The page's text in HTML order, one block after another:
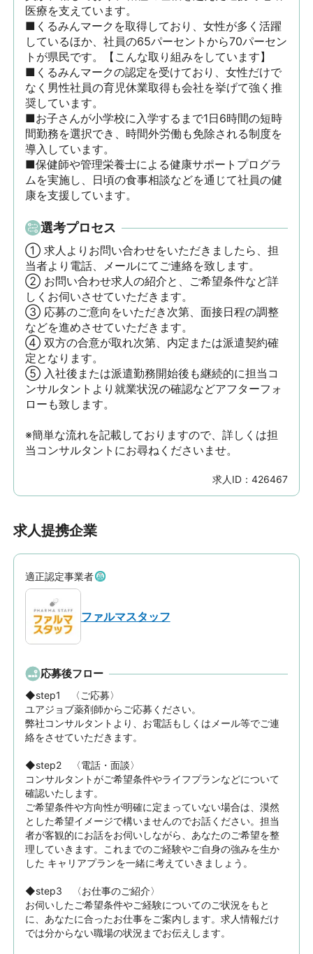
医療を支えています。
■くるみんマークを取得しており、女性が多く活躍
しているほか、社員の65パーセントから70パーセン
トが県民です。【こんな取り組みをしています】
■くるみんマークの認定を受けており、女性だけで
なく男性社員の育児休業取得も会社を挙げて強く推
奨しています。
■お子さんが小学校に入学するまで1日6時間の短時
間勤務を選択でき、時間外労働も免除される制度を
導入しています。
■保健師や管理栄養士による健康サポートプログラ
ムを実施し、日頃の食事相談などを通じて社員の健
康を支援しています。
選考プロセス
① 求人よりお問い合わせをいただきましたら、担
当者より電話、メールにてご連絡を致します。
② お問い合わせ求人の紹介と、ご希望条件など詳
しくお伺いさせていただきます。
③ 応募のご意向をいただき次第、面接日程の調整
などを進めさせていただきます。
④ 双方の合意が取れ次第、内定または派遣契約確
定となります。
⑤ 入社後または派遣勤務開始後も継続的に担当コ
ンサルタントより就業状況の確認などアフターフォ
ローも致します。
※簡単な流れを記載しておりますので、詳しくは担
当コンサルタントにお尋ねくださいませ。
求人ID：426467
求人提携企業
適正認定事業者
ファルマスタッフ
応募後フロー
◆step1　〈ご応募〉
ユアジョブ薬剤師からご応募ください。
弊社コンサルタントより、お電話もしくはメール等でご連
絡をさせていただきます。
◆step2　〈電話・面談〉
コンサルタントがご希望条件やライフプランなどについて
確認いたします。
ご希望条件や方向性が明確に定まっていない場合は、漠然
とした希望イメージで構いませんのでお話ください。担当
者が客観的にお話をお伺いしながら、あなたのご希望を整
理していきます。これまでのご経験やご自身の強みを生か
した キャリアプランを一緒に考えていきましょう。
◆step3　〈お仕事のご紹介〉
お伺いしたご希望条件やご経験についてのご状況をもと
に、あなたに合ったお仕事をご案内します。求人情報だけ
では分からない職場の状況までお伝えします。